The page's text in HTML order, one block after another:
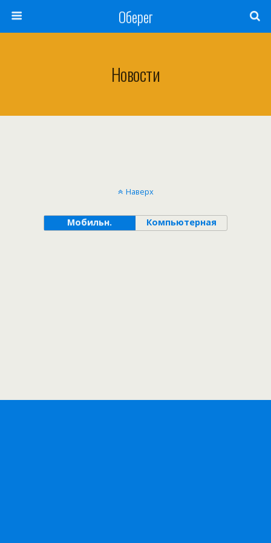
Оберег
Новости
Наверх
Мобильн. Компьютерная